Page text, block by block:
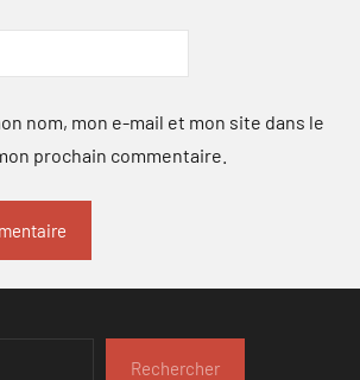
nom, mon e-mail et mon site dans le
prochain commentaire.
Rechercher